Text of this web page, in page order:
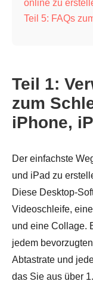
online zu
Teil 5: FAQs
Teil 1:
zum
iPhone,
Der einfachste
und iPad zu
Diese Desktop-
Videoschleife,
und eine Collage.
jedem
Abtastrate und
das Sie aus über